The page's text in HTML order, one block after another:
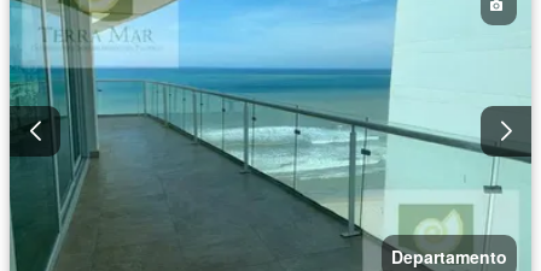
Departamento